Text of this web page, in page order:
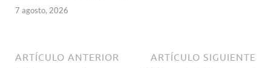
7 agosto, 2026
ARTÍCULO ANTERIOR ARTÍCULO SIGUIENTE